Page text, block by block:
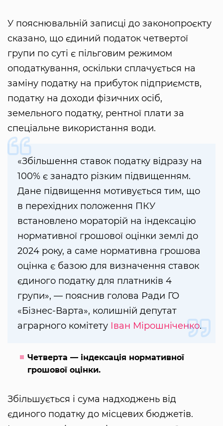
У пояснювальній записці до законопроєкту
сказано, що єдиний податок четвертої
групи по суті є пільговим режимом
оподаткування, оскільки сплачується на
заміну податку на прибуток підприємств,
податку на доходи фізичних осіб,
земельного податку, рентної плати за
спеціальне використання води.
«Збільшення ставок податку відразу на
100% є занадто різким підвищенням.
Дане підвищення мотивується тим, що
в перехідних положення ПКУ
встановлено мораторій на індексацію
нормативної грошової оцінки землі до
2024 року, а саме нормативна грошова
оцінка є базою для визначення ставок
єдиного податку для платників 4
групи», — пояснив голова Ради ГО
«Бізнес-Варта», колишній депутат
аграрного комітету Іван Мірошніченко.
Четверта — індексація нормативної
грошової оцінки.
Збільшується і сума надходжень від
єдиного податку до місцевих бюджетів.